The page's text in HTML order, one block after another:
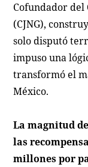
Cofundador del
(CJNG),
solo disputó
impuso una
transformó el
México.
La magnitud
las
millones por